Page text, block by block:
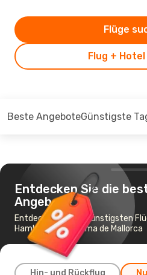
Flug +
Flüge
Beste AngeboteGünstigste
Entdecken Sie die
Angebote
Entdecken Sie die günstigsten
Hamburg nach Palma de Mallorca
Hin- und Rückflug